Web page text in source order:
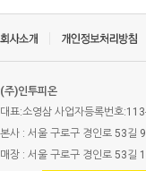
(주)인투피온
대표:소영삼 사업자등록번호
본사 : 서울 구로구 경인로 53길
매장 : 서울 구로구 경인로 53길